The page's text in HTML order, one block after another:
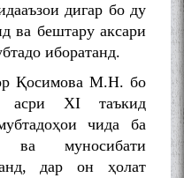
дигар бо ду
ва бештару аксари
иборатанд.
Қосимова М.Н. бо
асри XI таъкид
чида ба
ва муносибати
дар он ҳолат